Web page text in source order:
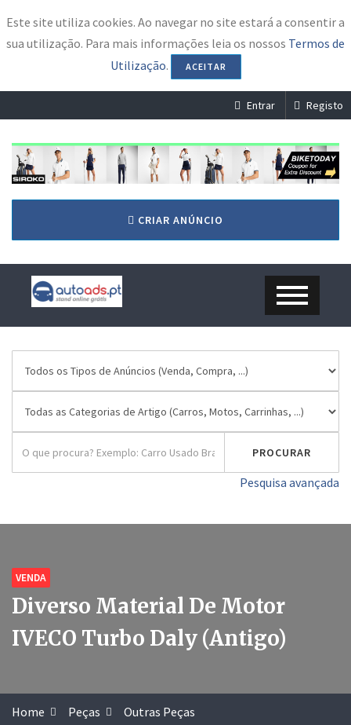
Este site utiliza cookies. Ao navegar no site estará a consentir a
sua utilização. Para mais informações leia os nossos Termos de
Utilização. ACEITAR
Entrar Registo
CRIAR ANÚNCIO
Pesquisa avançada
VENDA
Diverso Material De Motor
IVECO Turbo Daly (antigo)
Home Peças Outras Peças